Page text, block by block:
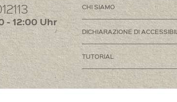
- 12:00 Uhr
CHI SIAMO
DICHIARAZIONE DI
TUTORIAL